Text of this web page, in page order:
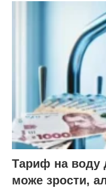
Тариф на воду
може зрости,